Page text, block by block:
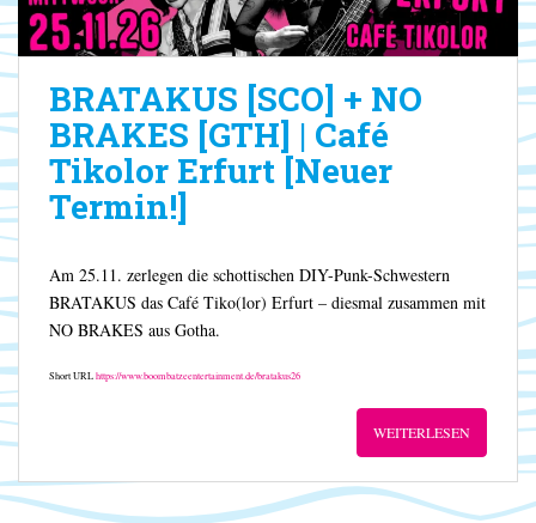
BRATAKUS [SCO] + NO
BRAKES [GTH] | Café
Tikolor Erfurt [Neuer
Termin!]
Am 25.11. zerlegen die schottischen DIY-Punk-Schwestern
BRATAKUS das Café Tiko(lor) Erfurt – diesmal zusammen mit
NO BRAKES aus Gotha.
Short URLhttps://www.boombatzeentertainment.de/bratakus26
WEITERLESEN